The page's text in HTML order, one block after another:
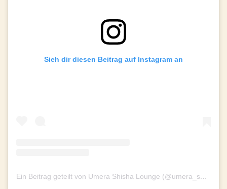
Sieh dir diesen Beitrag auf Instagram an
Ein Beitrag geteilt von Umera Shisha Lounge (@umera_shishalounge)